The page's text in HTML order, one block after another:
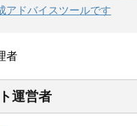
アドバイスツールです
者
運営者